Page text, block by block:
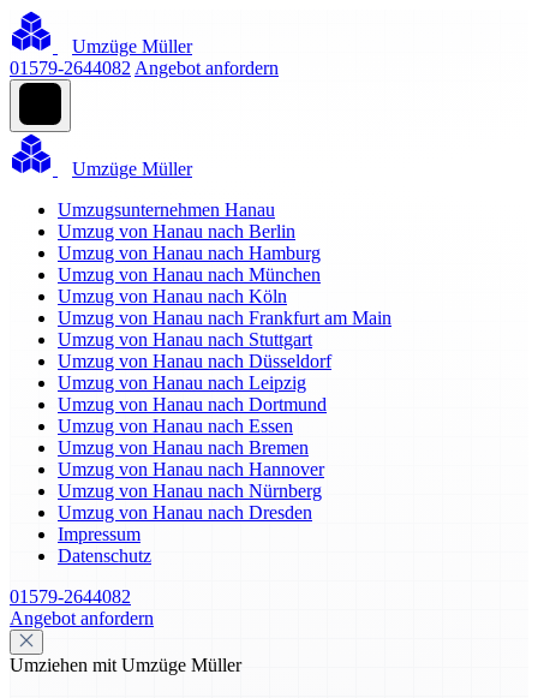
Umzüge Müller
01579-2644082 Angebot anfordern
Umzüge Müller
Umzugsunternehmen Hanau
Umzug von Hanau nach Berlin
Umzug von Hanau nach Hamburg
Umzug von Hanau nach München
Umzug von Hanau nach Köln
Umzug von Hanau nach Frankfurt am Main
Umzug von Hanau nach Stuttgart
Umzug von Hanau nach Düsseldorf
Umzug von Hanau nach Leipzig
Umzug von Hanau nach Dortmund
Umzug von Hanau nach Essen
Umzug von Hanau nach Bremen
Umzug von Hanau nach Hannover
Umzug von Hanau nach Nürnberg
Umzug von Hanau nach Dresden
Impressum
Datenschutz
01579-2644082
Angebot anfordern
Umziehen mit Umzüge Müller